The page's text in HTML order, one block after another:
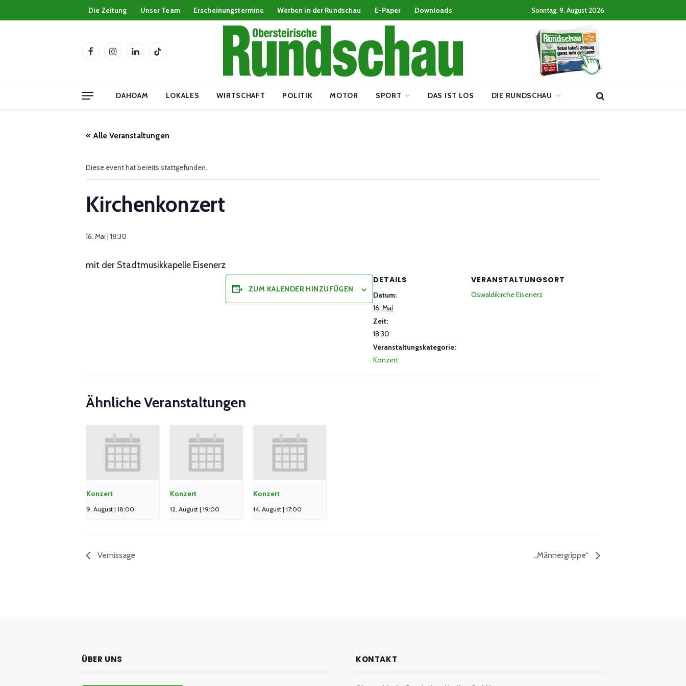
Die Zeitung Unser Team Erscheinungstermine Werben in der Rundschau E-Paper Downloads Sonntag, 9. August 2026
FacebookInstagramLinkedInTikTok
DAHOAM LOKALES WIRTSCHAFT POLITIK MOTOR SPORT DAS IST LOS DIE RUNDSCHAU
« Alle Veranstaltungen
Diese event hat bereits stattgefunden.
Kirchenkonzert
16. Mai | 18:30
mit der Stadtmusikkapelle Eisenerz
ZUM KALENDER HINZUFÜGEN
DETAILS
Datum:
16. Mai
Zeit:
18:30
Veranstaltungskategorie:
Konzert
VERANSTALTUNGSORT
Oswaldikirche Eisenerz
Ähnliche Veranstaltungen
Konzert
9. August | 18:00
Konzert
12. August | 19:00
Konzert
14. August | 17:00
Vernissage „Männergrippe“
ÜBER UNS KONTAKT